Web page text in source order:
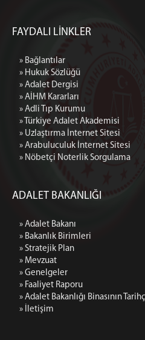
FAYDALI LİNKLER
» Bağlantılar
» Hukuk Sözlüğü
» Adalet Dergisi
» AİHM Kararları
» Adli Tıp Kurumu
» Türkiye Adalet Akademisi
» Uzlaştırma İnternet Sitesi
» Arabuluculuk İnternet Sitesi
» Nöbetçi Noterlik Sorgulama
ADALET BAKANLIĞI
» Adalet Bakanı
» Bakanlık Birimleri
» Stratejik Plan
» Mevzuat
» Genelgeler
» Faaliyet Raporu
» Adalet Bakanlığı Binasının
» İletişim